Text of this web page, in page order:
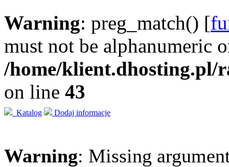
Warning: preg_match() [
must not be alphanumeric
/home/klient.dhosting.pl/
on line 43
Katalog Dodaj informacje
Warning: Missing